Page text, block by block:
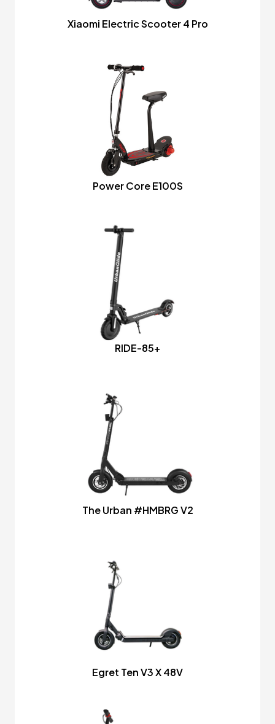
Xiaomi Electric Scooter 4 Pro
Power Core E100S
RIDE-85+
The Urban #HMBRG V2
Egret Ten V3 X 48V